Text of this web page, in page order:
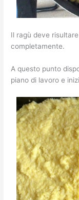
Il ragù deve
completamente.
A questo punto
piano di lavoro e